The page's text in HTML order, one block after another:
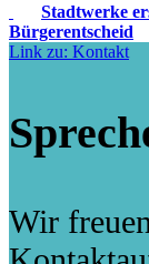
Stadtwerke
Bürgerentscheid
Link zu: Kontakt
Wir